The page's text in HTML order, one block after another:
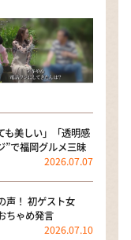
も美しい」「透明感
”で福岡グルメ三昧
2026.07.07
声！ 初ゲスト女
ちゃめ発言
2026.07.10